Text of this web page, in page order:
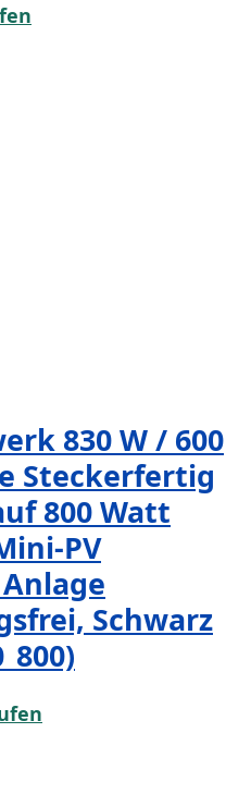
830 W / 600
Steckerfertig
800 Watt
PV
Schwarz